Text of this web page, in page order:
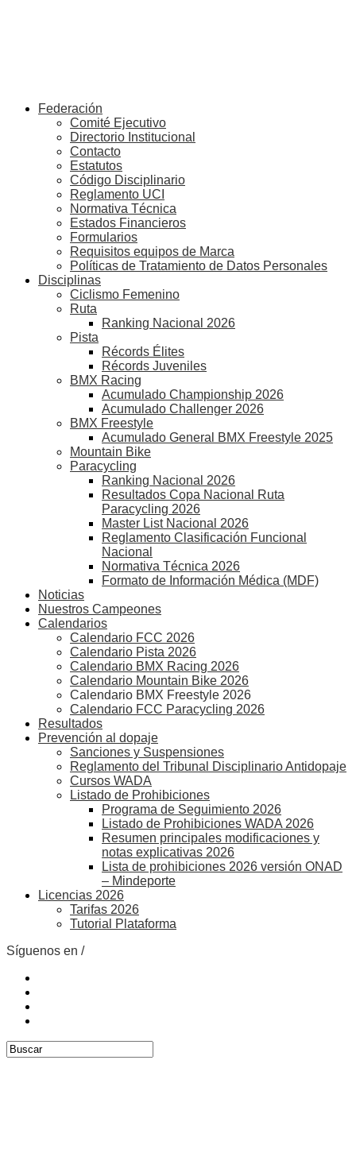
Federación
Comité Ejecutivo
Directorio Institucional
Contacto
Estatutos
Código Disciplinario
Reglamento UCI
Normativa Técnica
Estados Financieros
Formularios
Requisitos equipos de Marca
Políticas de Tratamiento de Datos Personales
Disciplinas
Ciclismo Femenino
Ruta
Ranking Nacional 2026
Pista
Récords Élites
Récords Juveniles
BMX Racing
Acumulado Championship 2026
Acumulado Challenger 2026
BMX Freestyle
Acumulado General BMX Freestyle 2025
Mountain Bike
Paracycling
Ranking Nacional 2026
Resultados Copa Nacional Ruta
Paracycling 2026
Master List Nacional 2026
Reglamento Clasificación Funcional
Nacional
Normativa Técnica 2026
Formato de Información Médica (MDF)
Noticias
Nuestros Campeones
Calendarios
Calendario FCC 2026
Calendario Pista 2026
Calendario BMX Racing 2026
Calendario Mountain Bike 2026
Calendario BMX Freestyle 2026
Calendario FCC Paracycling 2026
Resultados
Prevención al dopaje
Sanciones y Suspensiones
Reglamento del Tribunal Disciplinario Antidopaje
Cursos WADA
Listado de Prohibiciones
Programa de Seguimiento 2026
Listado de Prohibiciones WADA 2026
Resumen principales modificaciones y
notas explicativas 2026
Lista de prohibiciones 2026 versión ONAD
– Mindeporte
Licencias 2026
Tarifas 2026
Tutorial Plataforma
Síguenos en /